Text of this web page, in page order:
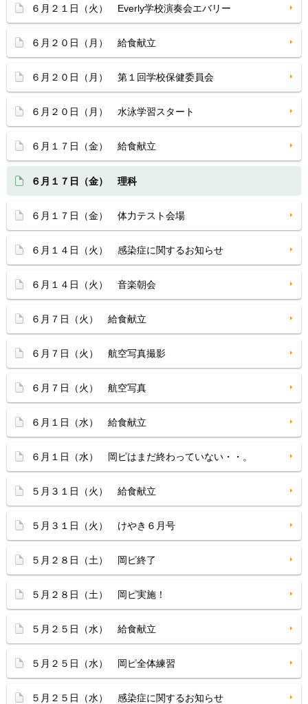
６月２１日（火） Everly学校演奏会エバリー
６月２０日（月） 給食献立
６月２０日（月） 第１回学校保健委員会
６月２０日（月） 水泳学習スタート
６月１７日（金） 給食献立
６月１７日（金） 理科
６月１７日（金） 体力テスト会場
６月１４日（火） 感染症に関するお知らせ
６月１４日（火） 音楽朝会
６月７日（火） 給食献立
６月７日（火） 航空写真撮影
６月７日（火） 航空写真
６月１日（水） 給食献立
６月１日（水） 岡ピはまだ終わっていない・・。
５月３１日（火） 給食献立
５月３１日（火） けやき６月号
５月２８日（土） 岡ピ終了
５月２８日（土） 岡ピ実施！
５月２５日（水） 給食献立
５月２５日（水） 岡ピ全体練習
５月２５日（水） 感染症に関するお知らせ